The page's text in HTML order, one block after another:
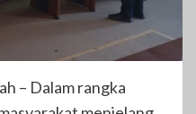
– Dalam rangka